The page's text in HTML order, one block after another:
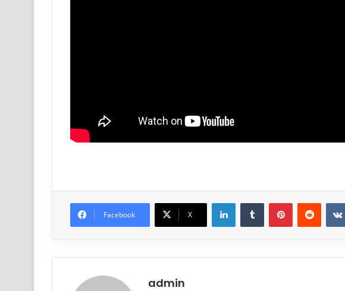
Facebook X
LinkedinTumblr PinterestReddit
admin